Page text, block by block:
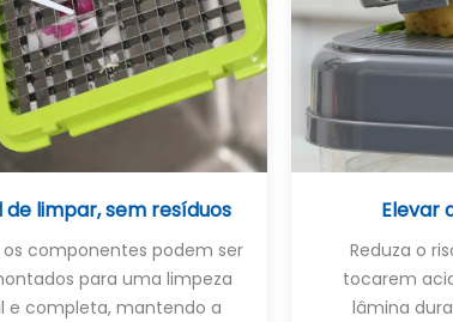
de limpar, sem resíduos
os componentes podem ser
para uma limpeza
e completa, mantendo a
Elevar
Reduza o
tocarem
lâmina